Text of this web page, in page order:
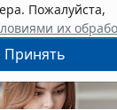
Пожалуйста,
их
Принять